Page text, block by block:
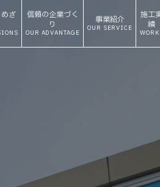
めざ
信頼の企業づく
り
OUR ADVANTAGE
事業紹介
OUR SERVICE
施工
績